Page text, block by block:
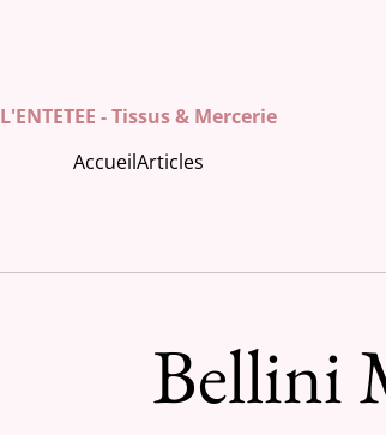
L'ENTETEE - Tissus & Mercerie
AccueilArticles
Bellini